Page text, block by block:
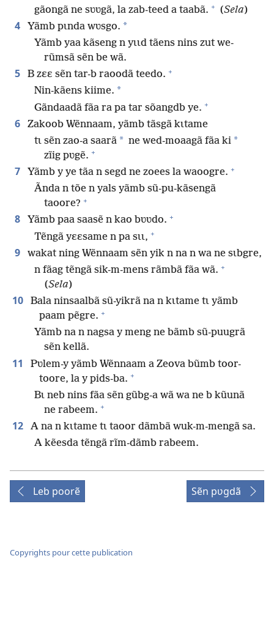
gãongã ne sʋʋgã, la zab-teed a taabã. + (Sela)
4 Yãmb pɩnda wʋsgo. *
Yãmb yaa kãseng n yɩɩd tãens nins zut we-
rũmsã sẽn be wã.
5 B zɛɛ sẽn tar-b raoodã teedo. +
Nin-kãens kiime. *
Gãndaadã fãa ra pa tar sõangdb ye. +
6
Zakoob Wẽnnaam, yãmb tãsgã kɩtame
tɩ sẽn zao-a saarã * ne wed-moaagã fãa ki *
zĩig pʋgẽ. +
7 Yãmb y ye tãa n segd ne zoees la waoogre. +
Ãnda n tõe n yals yãmb sũ-pu-kãsengã
taoore? +
8 Yãmb paa saasẽ n kao bʋʋdo. +
Tẽngã yɛɛsame n pa sɩɩ, +
9
wakat ning Wẽnnaam sẽn yik n na n wa ne sɩbgre,
n fãag tẽngã sik-m-mens rãmbã fãa wã. +
(Sela)
10
Bala ninsaalbã sũ-yikrã na n kɩtame tɩ yãmb
paam pẽgre. +
Yãmb na n nagsa y meng ne bãmb sũ-puugrã
sẽn kellã.
11
Pʋlem-y yãmb Wẽnnaam a Zeova bũmb toor-
toore, la y pids-ba. +
Bɩ neb nins fãa sẽn gũbg-a wã wa ne b kũunã
ne rabeem. +
12
A na n kɩtame tɩ taoor dãmbã wuk-m-mengã sa.
A kẽesda tẽngã rĩm-dãmb rabeem.
Leb poorẽ Sẽn pʋgdã
Copyrights pour cette publication